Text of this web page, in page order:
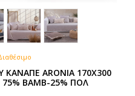
ΚΑΝΑΠΕ ARONIA 170X300
75% BAMB-25% ΠΟΛ